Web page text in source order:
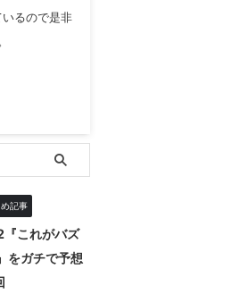
るので是非
記事
これがバズ
をガチで予想